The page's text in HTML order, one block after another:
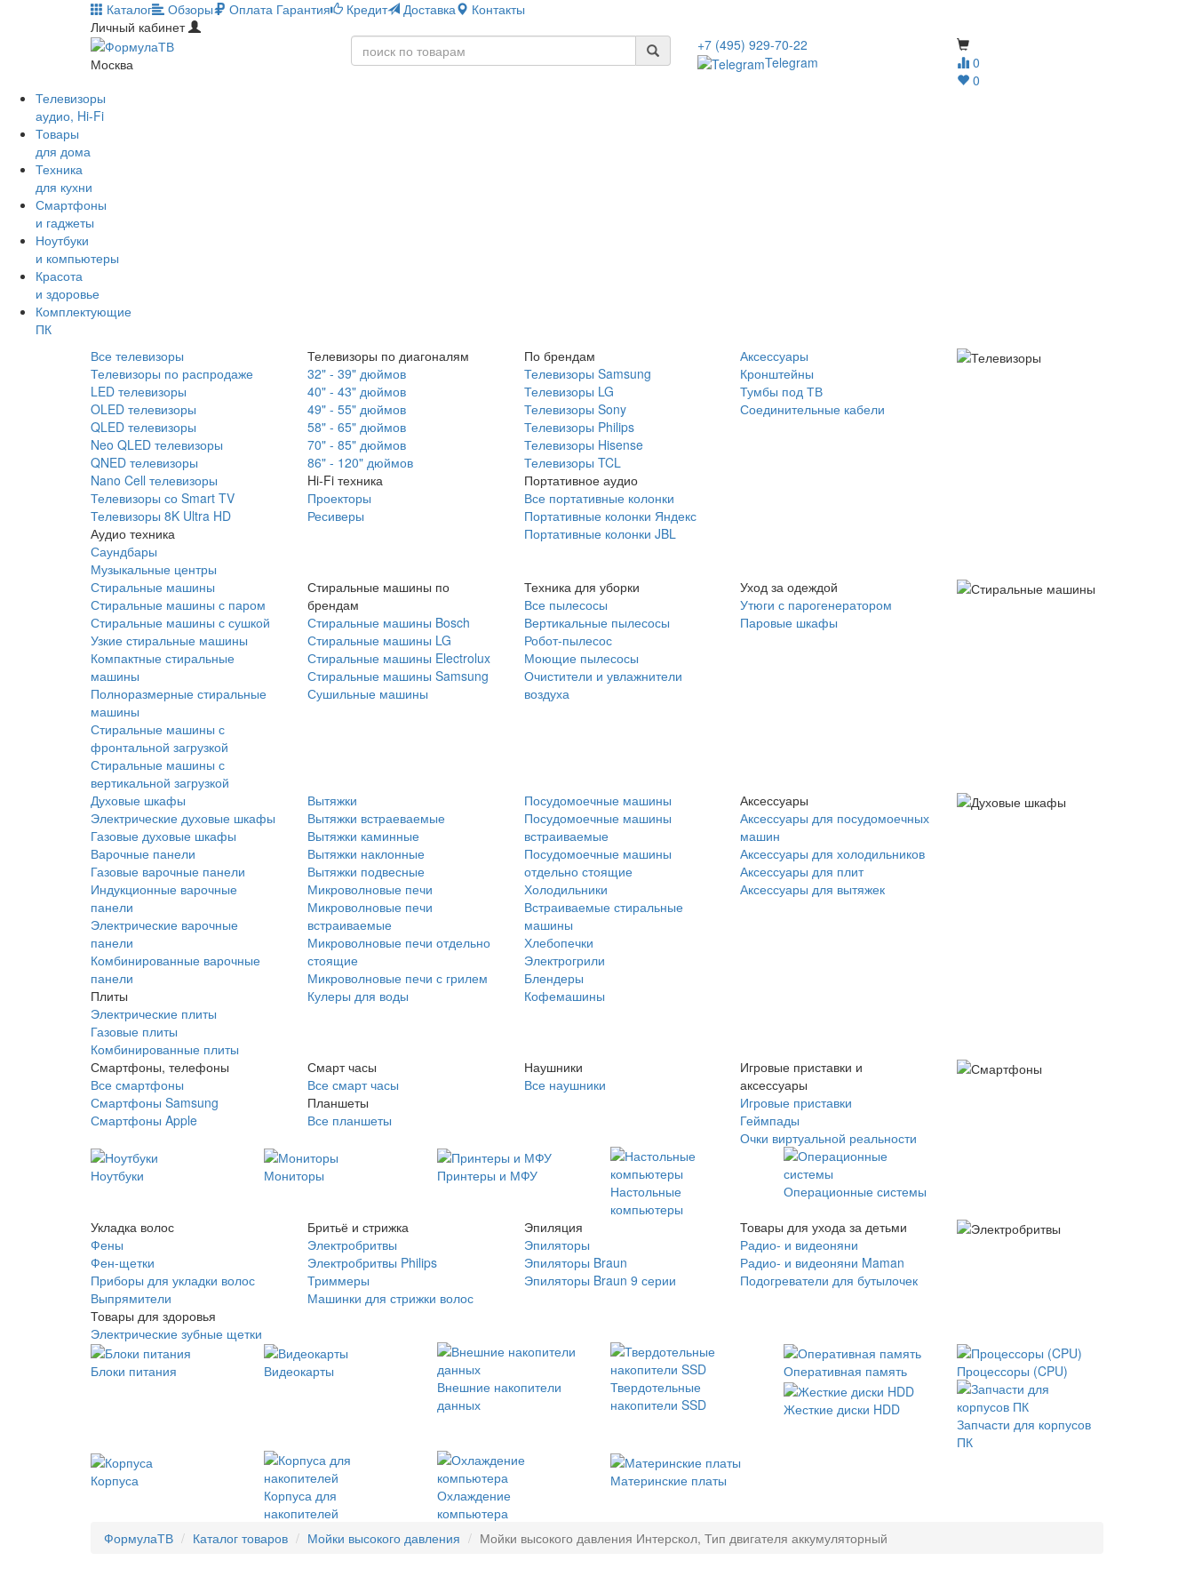
Каталог Обзоры Оплата Гарантия Кредит Доставка
Контакты
Личный кабинет
Москва
0
0
+7 (495) 929-70-22
Telegram
Телевизоры
аудио, Hi-Fi
Товары
для дома
Техника
для кухни
Смартфоны
и гаджеты
Ноутбуки
и компьютеры
Красота
и здоровье
Комплектующие
ПК
Все телевизоры
Телевизоры по распродаже
LED телевизоры
OLED телевизоры
QLED телевизоры
Neo QLED телевизоры
QNED телевизоры
Nano Cell телевизоры
Телевизоры со Smart TV
Телевизоры 8K Ultra HD
Аудио техника
Саундбары
Музыкальные центры
Телевизоры по диагоналям
32" - 39" дюймов
40" - 43" дюймов
49" - 55" дюймов
58" - 65" дюймов
70" - 85" дюймов
86" - 120" дюймов
Hi-Fi техника
Проекторы
Ресиверы
По брендам
Телевизоры Samsung
Телевизоры LG
Телевизоры Sony
Телевизоры Philips
Телевизоры Hisense
Телевизоры TCL
Портативное аудио
Все портативные колонки
Портативные колонки Яндекс
Портативные колонки JBL
Аксессуары
Кронштейны
Тумбы под ТВ
Соединительные кабели
Стиральные машины
Стиральные машины с паром
Стиральные машины с сушкой
Узкие стиральные машины
Компактные стиральные
машины
Полноразмерные стиральные
машины
Стиральные машины с
фронтальной загрузкой
Стиральные машины с
вертикальной загрузкой
Стиральные машины по
брендам
Стиральные машины Bosch
Стиральные машины LG
Стиральные машины Electrolux
Стиральные машины Samsung
Сушильные машины
Техника для уборки
Все пылесосы
Вертикальные пылесосы
Робот-пылесос
Моющие пылесосы
Очистители и увлажнители
воздуха
Уход за одеждой
Утюги с парогенератором
Паровые шкафы
Духовые шкафы
Электрические духовые шкафы
Газовые духовые шкафы
Варочные панели
Газовые варочные панели
Индукционные варочные
панели
Электрические варочные
панели
Комбинированные варочные
панели
Плиты
Электрические плиты
Газовые плиты
Комбинированные плиты
Вытяжки
Вытяжки встраеваемые
Вытяжки каминные
Вытяжки наклонные
Вытяжки подвесные
Микроволновые печи
Микроволновые печи
встраиваемые
Микроволновые печи отдельно
стоящие
Микроволновые печи с грилем
Кулеры для воды
Посудомоечные машины
Посудомоечные машины
встраиваемые
Посудомоечные машины
отдельно стоящие
Холодильники
Встраиваемые стиральные
машины
Хлебопечки
Электрогрили
Блендеры
Кофемашины
Аксессуары
Аксессуары для посудомоечных
машин
Аксессуары для холодильников
Аксессуары для плит
Аксессуары для вытяжек
Смартфоны, телефоны
Все смартфоны
Смартфоны Samsung
Смартфоны Apple
Смарт часы
Все смарт часы
Планшеты
Все планшеты
Наушники
Все наушники
Игровые приставки и
аксессуары
Игровые приставки
Геймпады
Очки виртуальной реальности
Ноутбуки Мониторы
Принтеры и МФУ
Настольные
компьютеры
Операционные системы
Укладка волос
Фены
Фен-щетки
Приборы для укладки волос
Выпрямители
Товары для здоровья
Электрические зубные щетки
Бритьё и стрижка
Электробритвы
Электробритвы Philips
Триммеры
Машинки для стрижки волос
Эпиляция
Эпиляторы
Эпиляторы Braun
Эпиляторы Braun 9 серии
Товары для ухода за детьми
Радио- и видеоняни
Радио- и видеоняни Maman
Подогреватели для бутылочек
Блоки питания
Видеокарты
Внешние накопители
данных
Твердотельные
накопители SSD
Оперативная память Процессоры (CPU)
Жесткие диски HDD
Запчасти для корпусов
ПК
Корпуса
Корпуса для
накопителей
Охлаждение
компьютера
Материнские платы
ФормулаТВ Каталог товаров Мойки высокого давления Мойки высокого давления Интерскол, Тип двигателя аккумуляторный